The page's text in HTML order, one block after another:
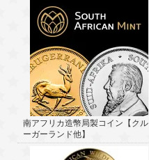
南アフリカ造幣局製コイン【クル
ーガーランド他】